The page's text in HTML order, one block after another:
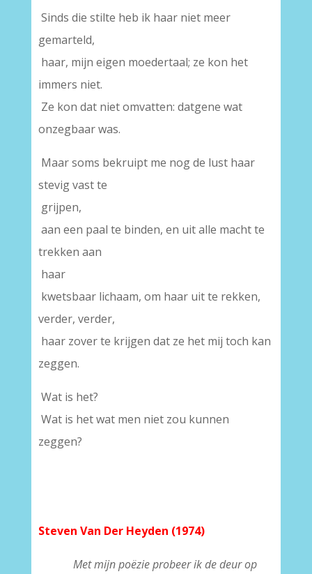
Sinds die stilte heb ik haar niet meer
gemarteld,
haar, mijn eigen moedertaal; ze kon het
immers niet.
Ze kon dat niet omvatten: datgene wat
onzegbaar was.
Maar soms bekruipt me nog de lust haar
stevig vast te
grijpen,
aan een paal te binden, en uit alle macht te
trekken aan
haar
kwetsbaar lichaam, om haar uit te rekken,
verder, verder,
haar zover te krijgen dat ze het mij toch kan
zeggen.
Wat is het?
Wat is het wat men niet zou kunnen
zeggen?
Steven Van Der Heyden (1974)
Met mijn poëzie probeer ik de deur op